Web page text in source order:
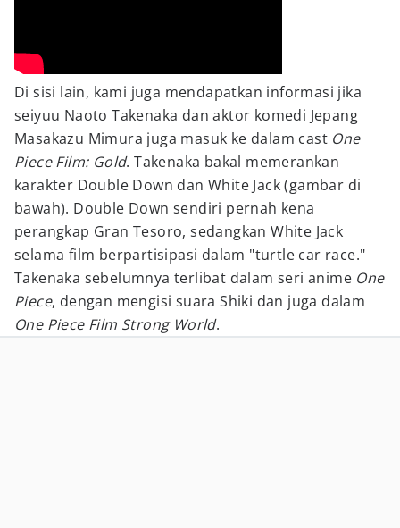
Di sisi lain, kami juga mendapatkan informasi jika
seiyuu Naoto Takenaka dan aktor komedi Jepang
Masakazu Mimura juga masuk ke dalam cast One
Piece Film: Gold. Takenaka bakal memerankan
karakter Double Down dan White Jack (gambar di
bawah). Double Down sendiri pernah kena
perangkap Gran Tesoro, sedangkan White Jack
selama film berpartisipasi dalam "turtle car race."
Takenaka sebelumnya terlibat dalam seri anime One
Piece, dengan mengisi suara Shiki dan juga dalam
One Piece Film Strong World.